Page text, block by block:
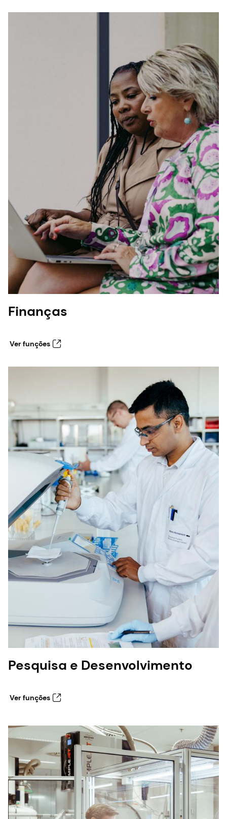
Finanças
Ver funções
Pesquisa e Desenvolvimento
Ver funções